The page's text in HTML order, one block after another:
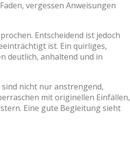
vergessen Anweisungen
Entscheidend ist jedoch
ist. Ein quirliges,
deutlich, anhaltend und in
sind nicht nur anstrengend,
mit originellen Einfällen,
Eine gute Begleitung sieht